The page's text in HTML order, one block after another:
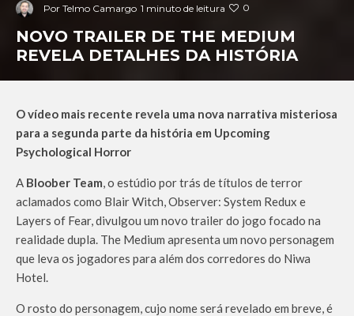
Por Telmo Camargo 1 minuto de leitura 0
NOVO TRAILER DE THE MEDIUM
REVELA DETALHES DA HISTÓRIA
O vídeo mais recente revela uma nova narrativa misteriosa
para a segunda parte da história em Upcoming
Psychological Horror
A Bloober Team, o estúdio por trás de títulos de terror
aclamados como Blair Witch, Observer: System Redux e
Layers of Fear, divulgou um novo trailer do jogo focado na
realidade dupla. The Medium apresenta um novo personagem
que leva os jogadores para além dos corredores do Niwa
Hotel.
O rosto do personagem, cujo nome será revelado em breve, é